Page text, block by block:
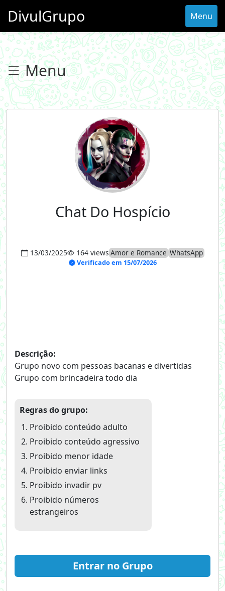
DivulGrupo Menu
Menu
Chat Do Hospício
13/03/2025 164 views Amor e Romance WhatsApp
Verificado em 15/07/2026
Descrição:
Grupo novo com pessoas bacanas e divertidas
Grupo com brincadeira todo dia
Regras do grupo:
Proibido conteúdo adulto
Proibido conteúdo agressivo
Proibido menor idade
Proibido enviar links
Proibido invadir pv
Proibido números
estrangeiros
Entrar no Grupo